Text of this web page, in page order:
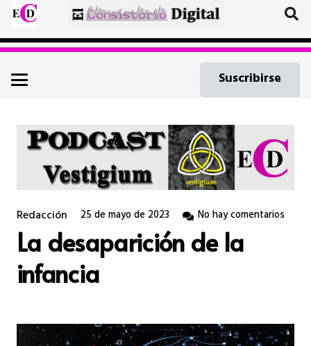
Suscribirse
Redacción 25 de mayo de 2023 No hay comentarios
La desaparición de la
infancia